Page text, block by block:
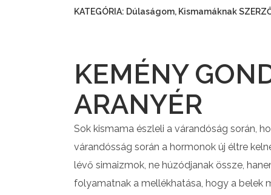
KATEGÓRIA: Dúlaságom, Kismamáknak
KEMÉNY
ARANYÉR
Sok kismama észleli a várandóság során,
várandósság során a hormonok új éltre
lévő simaizmok, ne húzódjanak össze,
folyamatnak a mellékhatása, hogy a belek